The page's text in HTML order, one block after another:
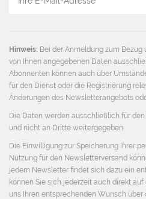
Hinweis: Bei der Anmeldung zum
von Ihnen angegebenen Daten
Abonnenten können auch über
für den Dienst oder die Registrierung
Änderungen des Newsletterangebots
Die Daten werden ausschließlich für
und nicht an Dritte weitergegeben.
Die Einwilligung zur Speicherung Ihrer
Nutzung für den Newsletterversand
jedem Newsletter findet sich dazu ein
können Sie sich jederzeit auch direkt
uns Ihren entsprechenden Wunsch